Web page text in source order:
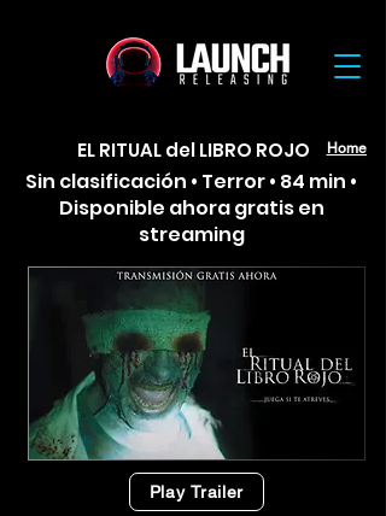
Home
EL RITUAL del LIBRO ROJO
Sin clasificación • Terror • 84 min •
Disponible ahora gratis en
streaming
Play Trailer